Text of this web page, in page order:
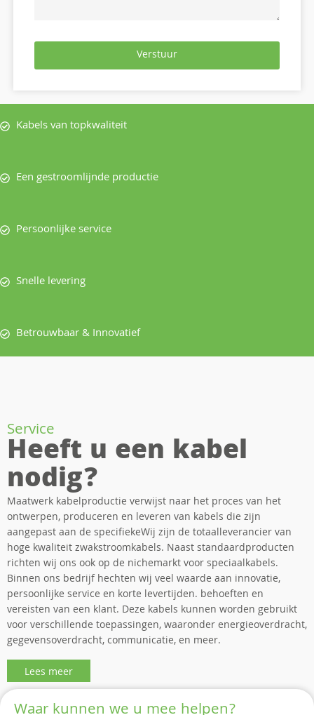
Verstuur
Kabels van topkwaliteit
Een gestroomlijnde productie
Persoonlijke service
Snelle levering
Betrouwbaar & Innovatief
Service
Heeft u een kabel
nodig?
Maatwerk kabelproductie verwijst naar het proces van het
ontwerpen, produceren en leveren van kabels die zijn
aangepast aan de specifiekeWij zijn de totaalleverancier van
hoge kwaliteit zwakstroomkabels. Naast standaardproducten
richten wij ons ook op de nichemarkt voor speciaalkabels.
Binnen ons bedrijf hechten wij veel waarde aan innovatie,
persoonlijke service en korte levertijden. behoeften en
vereisten van een klant. Deze kabels kunnen worden gebruikt
voor verschillende toepassingen, waaronder energieoverdracht,
gegevensoverdracht, communicatie, en meer.
Lees meer